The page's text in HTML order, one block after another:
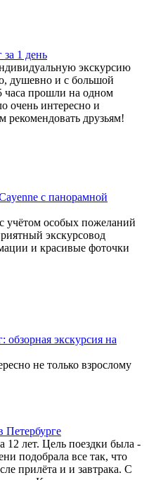
1 день
экскурсию
душевно и с большой
часа прошли на одном
очень интересно и
рекомендовать друзьям!
с панорамной
учётом особых пожеланий
экскурсовод
и красивые фоточки
обзорная экскурсия на
не только взрослому
Петербурге
12 лет. Цель поездки была -
подобрала все так, что
прилёта и и завтрака. С